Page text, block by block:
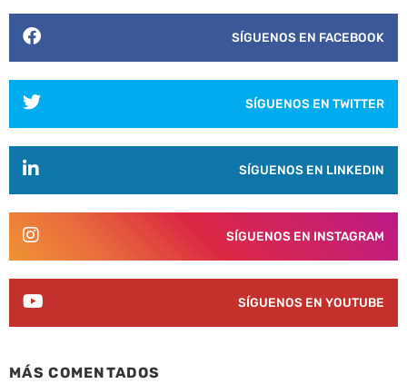
SÍGUENOS EN FACEBOOK
SÍGUENOS EN TWITTER
SÍGUENOS EN LINKEDIN
SÍGUENOS EN INSTAGRAM
SÍGUENOS EN YOUTUBE
MÁS COMENTADOS